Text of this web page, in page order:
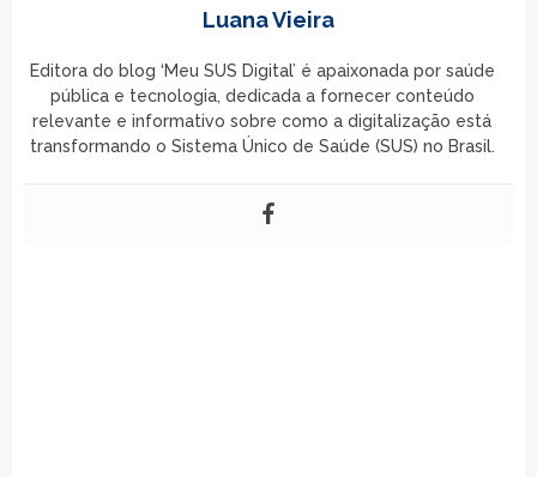
Luana Vieira
Editora do blog ‘Meu SUS Digital’ é apaixonada por saúde
pública e tecnologia, dedicada a fornecer conteúdo
relevante e informativo sobre como a digitalização está
transformando o Sistema Único de Saúde (SUS) no Brasil.